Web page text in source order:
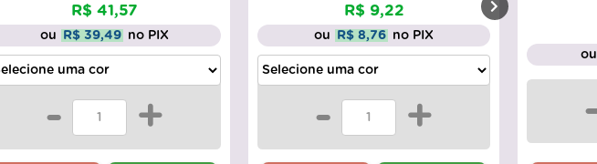
R$ 41,57
ou R$ 39,49 no PIX
- +
R$ 9,22
ou R$ 8,76 no PIX
- +
ou